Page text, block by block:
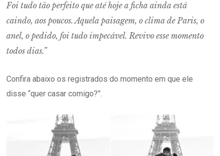
Foi tudo tão perfeito que até hoje a ficha ainda está
caindo, aos poucos. Aquela paisagem, o clima de Paris, o
anel, o pedido, foi tudo impecável. Revivo esse momento
todos dias.”
Confira abaixo os registrados do momento em que ele
disse “quer casar comigo?”.